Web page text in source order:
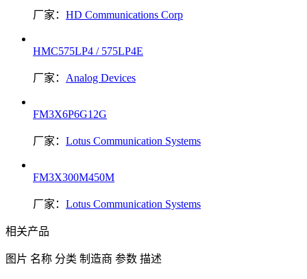
厂家： HD Communications Corp
HMC575LP4 / 575LP4E
厂家： Analog Devices
FM3X6P6G12G
厂家： Lotus Communication Systems
FM3X300M450M
厂家： Lotus Communication Systems
相关产品
图片 名称 分类 制造商 参数 描述